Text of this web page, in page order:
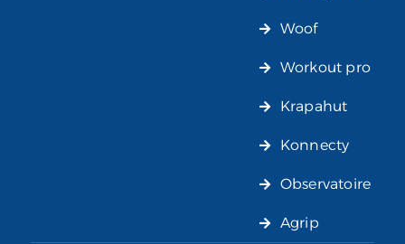
Woof
Workout pro
Krapahut
Konnecty
Observatoire
Agrip